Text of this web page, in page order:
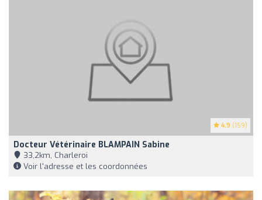
4.9 (159)
Docteur Vétérinaire BLAMPAIN Sabine
33,2km, Charleroi
Voir l'adresse et les coordonnées